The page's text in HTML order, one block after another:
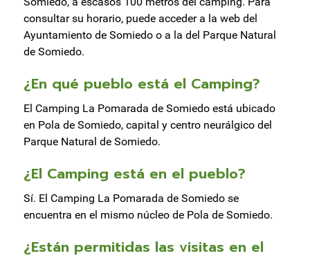
consultar su horario, puede acceder a la web del
Ayuntamiento de Somiedo o a la del Parque Natural
de Somiedo.
¿En qué pueblo está el Camping?
El Camping La Pomarada de Somiedo está ubicado
en Pola de Somiedo, capital y centro neurálgico del
Parque Natural de Somiedo.
¿El Camping está en el pueblo?
Sí. El Camping La Pomarada de Somiedo se
encuentra en el mismo núcleo de Pola de Somiedo.
¿Están permitidas las visitas en el